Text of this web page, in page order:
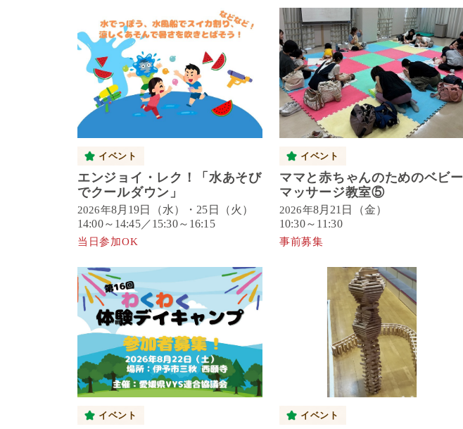
イベント
エンジョイ・レク！「水あそび
でクールダウン」
2026年8月19日（水）・25日（火）
14:00～14:45／15:30～16:15
当日参加OK
イベント
ママと赤ちゃんのためのベビー
マッサージ教室⑤
2026年8月21日（金）
10:30～11:30
事前募集
イベント イベント